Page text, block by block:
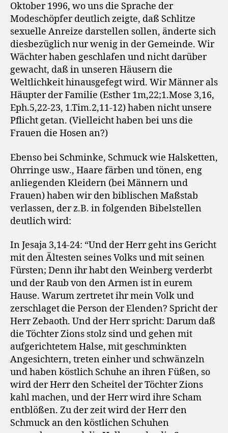
Oktober 1996, wo uns die Sprache der
Modeschöpfer deutlich zeigte, daß Schlitze
sexuelle Anreize darstellen sollen, änderte sich
diesbezüglich nur wenig in der Gemeinde. Wir
Wächter haben geschlafen und nicht darüber
gewacht, daß in unseren Häusern die
Weltlichkeit hinausgefegt wird. Wir Männer als
Häupter der Familie (Esther 1m,22;1.Mose 3,16,
Eph.5,22-23, 1.Tim.2,11-12) haben nicht unsere
Pflicht getan. (Vielleicht haben bei uns die
Frauen die Hosen an?)
Ebenso bei Schminke, Schmuck wie Halsketten,
Ohrringe usw., Haare färben und tönen, eng
anliegenden Kleidern (bei Männern und
Frauen) haben wir den biblischen Maßstab
verlassen, der z.B. in folgenden Bibelstellen
deutlich wird:
In Jesaja 3,14-24: “Und der Herr geht ins Gericht
mit den Ältesten seines Volks und mit seinen
Fürsten; Denn ihr habt den Weinberg verderbt
und der Raub von den Armen ist in eurem
Hause. Warum zertretet ihr mein Volk und
zerschlaget die Person der Elenden? Spricht der
Herr Zebaoth. Und der Herr spricht: Darum daß
die Töchter Zions stolz sind und gehen mit
aufgerichtetem Halse, mit geschminkten
Angesichtern, treten einher und schwänzeln
und haben köstlich Schuhe an ihren Füßen, so
wird der Herr den Scheitel der Töchter Zions
kahl machen, und der Herr wird ihre Scham
entblößen. Zu der zeit wird der Herr den
Schmuck an den köstlichen Schuhen